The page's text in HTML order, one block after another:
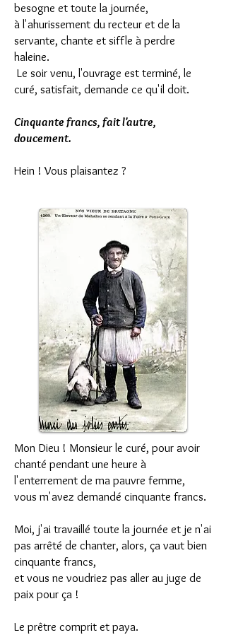
besogne et toute la journée,
à l'ahurissement du recteur et de la
servante, chante et siffle à perdre
haleine.
Le soir venu, l'ouvrage est terminé, le
curé, satisfait, demande ce qu'il doit.
Cinquante francs, fait l'autre,
doucement.
Hein ! Vous plaisantez ?
Mon Dieu ! Monsieur le curé, pour avoir
chanté pendant une heure à
l'enterrement de ma pauvre femme,
vous m'avez demandé cinquante francs.
Moi, j'ai travaillé toute la journée et je n'ai
pas arrêté de chanter, alors, ça vaut bien
cinquante francs,
et vous ne voudriez pas aller au juge de
paix pour ça !
Le prêtre comprit et paya.